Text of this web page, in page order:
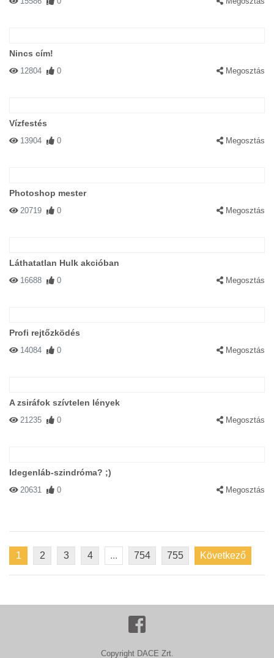
Nincs cím!
12804 0 Megosztás
Vízfestés
13904 0 Megosztás
Photoshop mester
20719 0 Megosztás
Láthatatlan Hulk akcióban
16688 0 Megosztás
Profi rejtőzködés
14084 0 Megosztás
A zsiráfok szívtelen lények
21235 0 Megosztás
Idegenláb-szindróma? ;)
20631 0 Megosztás
1 2 3 4 ... 754 755 Következő
Copyright DACE Zrt.